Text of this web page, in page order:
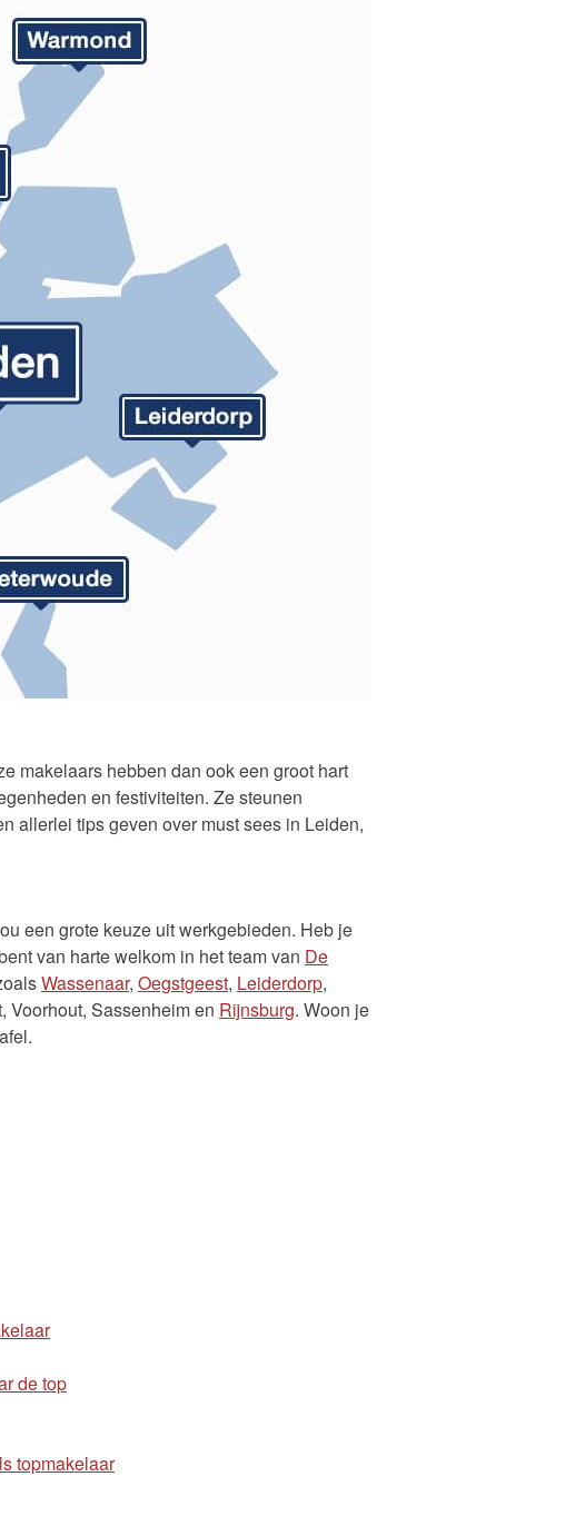
makelaars hebben dan ook een groot hart
en festiviteiten. Ze steunen
allerlei tips geven over must sees in Leiden,
een grote keuze uit werkgebieden. Heb je
van harte welkom in het team van De
Wassenaar, Oegstgeest, Leiderdorp,
Voorhout, Sassenheim en Rijnsburg. Woon je
de top
topmakelaar